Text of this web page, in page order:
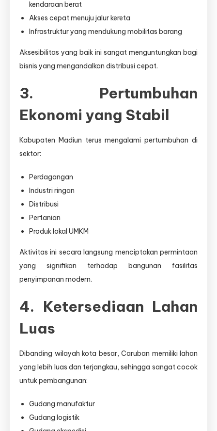
kendaraan berat
Akses cepat menuju jalur kereta
Infrastruktur yang mendukung mobilitas barang
Aksesibilitas yang baik ini sangat menguntungkan bagi
bisnis yang mengandalkan distribusi cepat.
3. Pertumbuhan
Ekonomi yang Stabil
Kabupaten Madiun terus mengalami pertumbuhan di
sektor:
Perdagangan
Industri ringan
Distribusi
Pertanian
Produk lokal UMKM
Aktivitas ini secara langsung menciptakan permintaan
yang signifikan terhadap bangunan fasilitas
penyimpanan modern.
4. Ketersediaan Lahan
Luas
Dibanding wilayah kota besar, Caruban memiliki lahan
yang lebih luas dan terjangkau, sehingga sangat cocok
untuk pembangunan:
Gudang manufaktur
Gudang logistik